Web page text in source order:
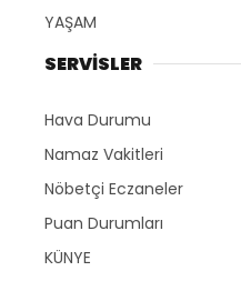
YAŞAM
SERVİSLER
Hava Durumu
Namaz Vakitleri
Nöbetçi Eczaneler
Puan Durumları
KÜNYE